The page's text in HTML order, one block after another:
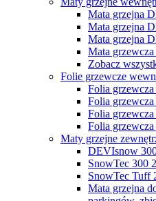
Mata grzejna
Mata grzejna
Mata grzejna
Mata
Zobacz
Folie grzewcze
Folia
Folia
Folia
Folia
Maty grzejne
DEVIsnow
SnowTec 300
SnowTec Tuff
Mata grzejna